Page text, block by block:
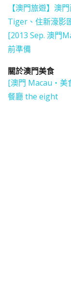
【澳門旅遊】澳
Tiger、住新濠影
[2013 Sep. 澳門
前準備
關於澳門美食
[澳門 Macau‧美
餐廳 the eight